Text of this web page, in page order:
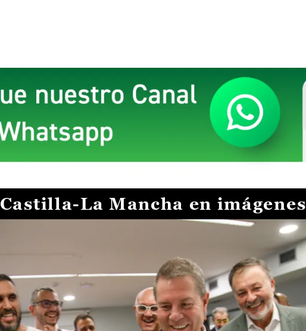
Castilla-La Mancha en imágenes